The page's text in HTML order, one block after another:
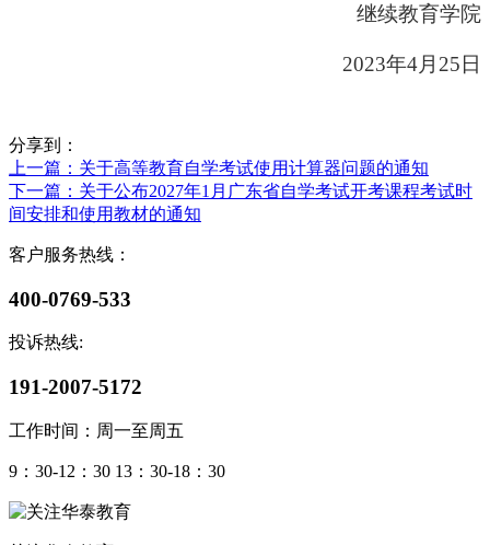
继续教育学院
2023年4月25日
分享到：
上一篇 ：关于高等教育自学考试使用计算器问题的通知
下一篇 ：关于公布2027年1月广东省自学考试开考课程考试时
间安排和使用教材的通知
客户服务热线：
400-0769-533
投诉热线:
191-2007-5172
工作时间：周一至周五
9：30-12：30 13：30-18：30